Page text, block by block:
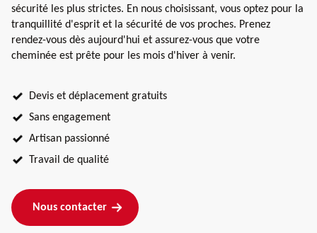
sécurité les plus strictes. En nous choisissant, vous optez pour la
tranquillité d'esprit et la sécurité de vos proches. Prenez
rendez-vous dès aujourd'hui et assurez-vous que votre
cheminée est prête pour les mois d'hiver à venir.
Devis et déplacement gratuits
Sans engagement
Artisan passionné
Travail de qualité
Nous contacter